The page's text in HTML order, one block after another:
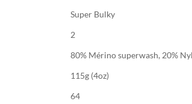
Super Bulky
2
80% Mérino superwash, 20%
115g (4oz)
64